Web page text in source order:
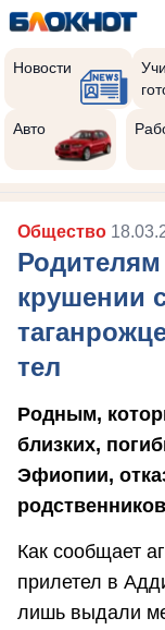
Новости
Авто
Общество
крушении
тел
Родным,
близких,
Эфиопии,
Как сообщает
прилетел в
лишь выдали